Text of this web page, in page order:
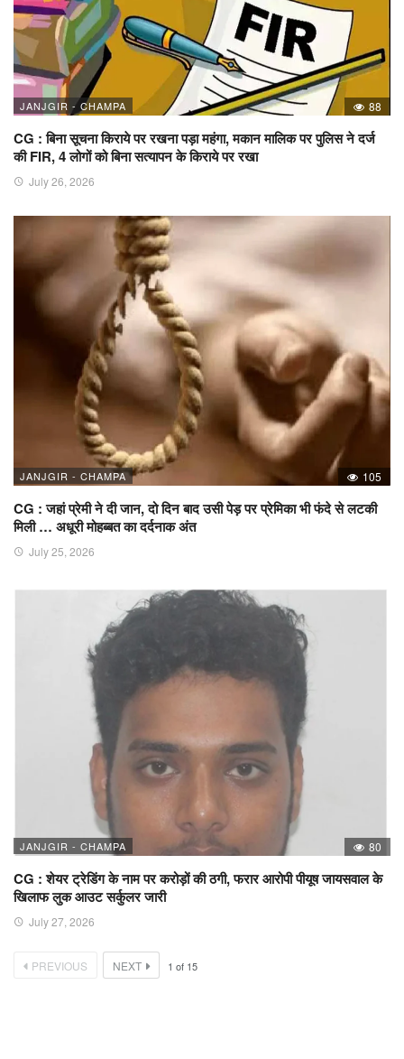
JANJGIR - CHAMPA 88
CG : बिना सूचना किराये पर रखना पड़ा महंगा, मकान मालिक पर पुलिस ने दर्ज
की FIR, 4 लोगों को बिना सत्यापन के किराये पर रखा
July 26, 2026
JANJGIR - CHAMPA 105
CG : जहां प्रेमी ने दी जान, दो दिन बाद उसी पेड़ पर प्रेमिका भी फंदे से लटकी
मिली … अधूरी मोहब्बत का दर्दनाक अंत
July 25, 2026
JANJGIR - CHAMPA 80
CG : शेयर ट्रेडिंग के नाम पर करोड़ों की ठगी, फरार आरोपी पीयूष जायसवाल के
खिलाफ लुक आउट सर्कुलर जारी
July 27, 2026
PREVIOUS NEXT 1 of 15